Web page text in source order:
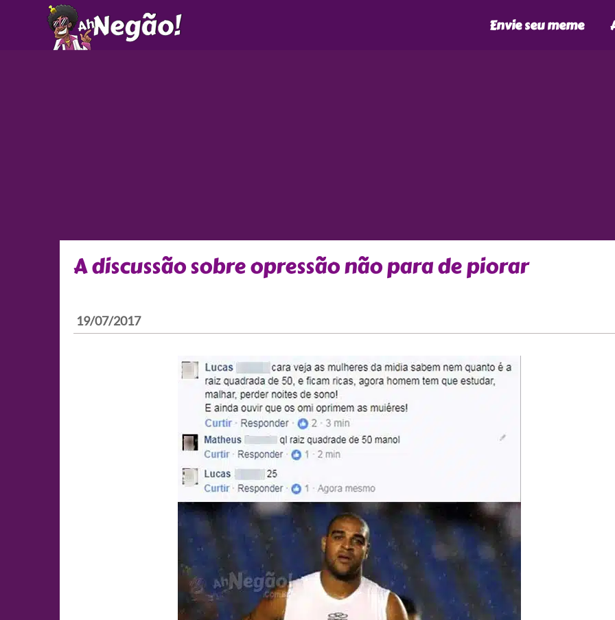
Envie seu meme
A discussão sobre opressão não para de piorar
19/07/2017